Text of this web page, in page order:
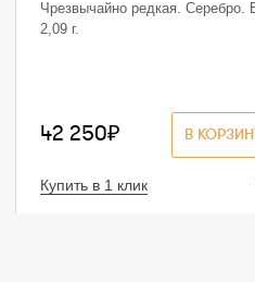
Чрезвычайно редкая. Серебро.
2,09 г.
В
42 250₽
Купить в 1 клик